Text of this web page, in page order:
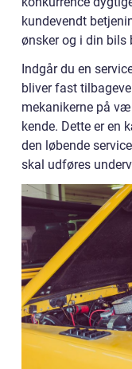
kundevendt
ønsker og i din bils
Indgår du en
bliver fast
mekanikerne på
kende. Dette er en
den løbende
skal udføres